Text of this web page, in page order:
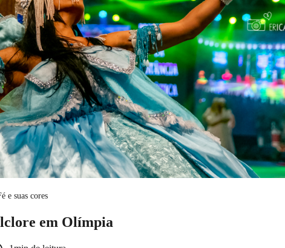
e suas cores
em Olímpia